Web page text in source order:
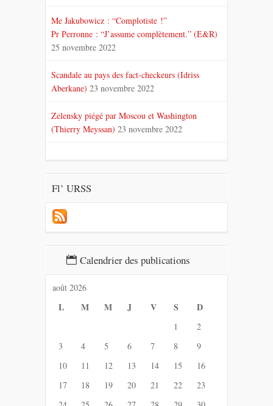
Me Jakubowicz : “Complotiste !”
Pr Perronne : “J’assume complètement.” (E&R)
25 novembre 2022
Scandale au pays des fact-checkeurs (Idriss
Aberkane) 23 novembre 2022
Zelensky piégé par Moscou et Washington
(Thierry Meyssan) 23 novembre 2022
Fl’ URSS
Calendrier des publications
août 2026
L M M J V S D
1
2
3
4 5 6 7 8
9
10
11 12 13 14 15
16
17
18 19 20 21 22
23